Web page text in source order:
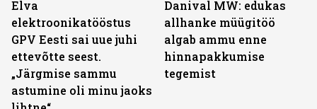
Elva
elektroonikatööstus
GPV Eesti sai uue juhi
ettevõtte seest.
„Järgmise sammu
astumine oli minu jaoks
Danival MW: edukas
allhanke müügitöö
algab ammu enne
hinnapakkumise
tegemist